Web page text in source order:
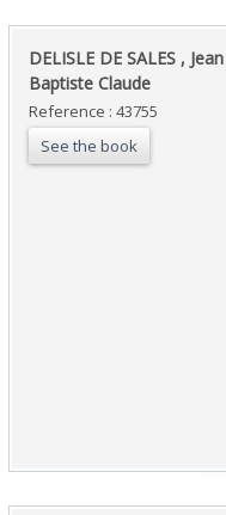
‎DELISLE DE SALES , Jean
Baptiste Claude ‎
Reference : 43755
See the book